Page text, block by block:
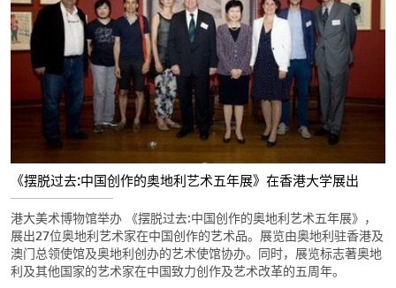
《摆脱过去:中国创作的奥地利艺术五年展》在香港大学展出
港大美术博物馆举办 《摆脱过去:中国创作的奥地利艺术五年展》，
展出27位奥地利艺术家在中国创作的艺术品。展览由奥地利驻香港及
澳门总领使馆及奥地利创办的艺术使馆协办。同时，展览标志著奥地
利及其他国家的艺术家在中国致力创作及艺术改革的五周年。